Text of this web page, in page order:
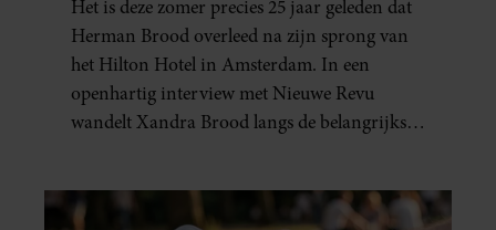
GEBOREN”
Het is deze zomer precies 25 jaar geleden dat
Herman Brood overleed na zijn sprong van
het Hilton Hotel in Amsterdam. In een
openhartig interview met Nieuwe Revu
wandelt Xandra Brood langs de belangrijkste
Leidsedwarsstraat roept een stortvloed aan